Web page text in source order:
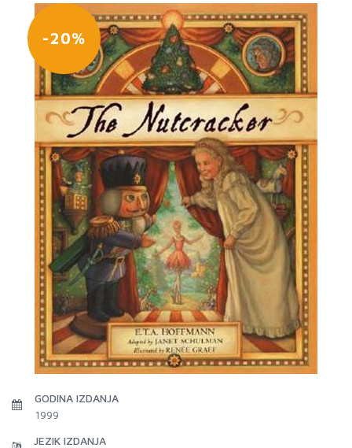
-20%
GODINA IZDANJA
1999
JEZIK IZDANJA